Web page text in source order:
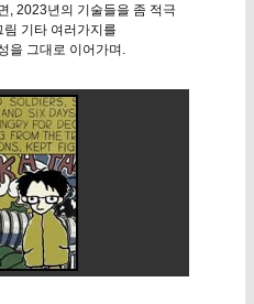
, 2023년의 기술들을 좀 적극
기타 여러가지를
을 그대로 이어가며.